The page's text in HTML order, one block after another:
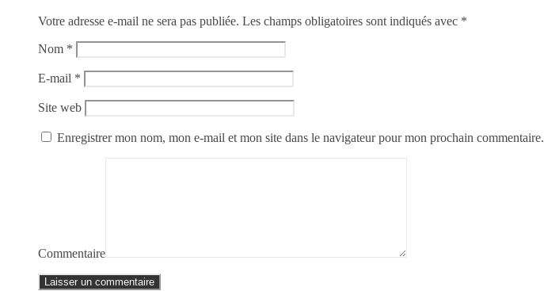
Votre adresse e-mail ne sera pas publiée. Les champs obligatoires sont indiqués avec *
Nom *
E-mail *
Site web
Enregistrer mon nom, mon e-mail et mon site dans le navigateur pour mon prochain commentaire.
Commentaire